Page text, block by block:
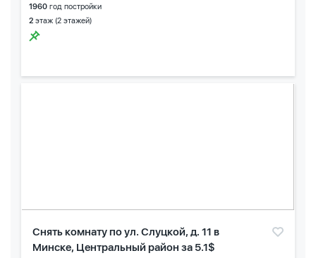
1960 год постройки
2 этаж (2 этажей)
Снять комнату по ул. Слуцкой, д. 11 в
Минске, Центральный район за 5.1$